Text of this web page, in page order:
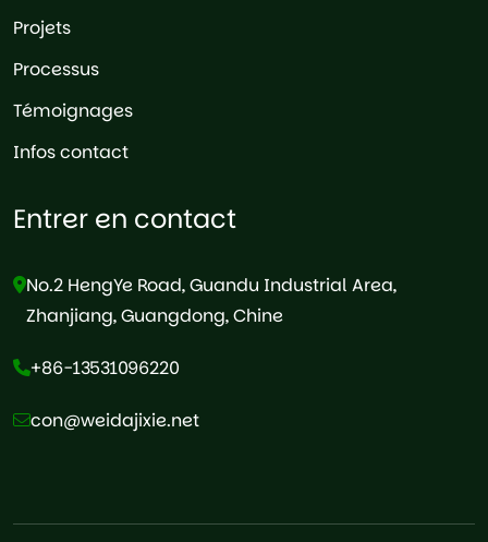
Projets
Processus
Témoignages
Infos contact
Entrer en contact
No.2 HengYe Road, Guandu Industrial Area,
Zhanjiang, Guangdong, Chine
+86-13531096220
con@weidajixie.net